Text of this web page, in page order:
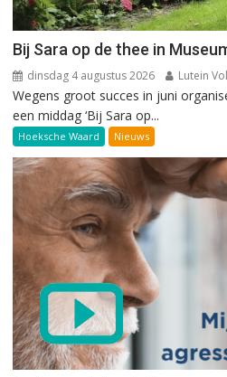
Bij Sara op de thee in
dinsdag 4 augustus 2026 Lutein
Wegens groot succes in juni
een middag ‘Bij Sara op...
Hoeksche Waard Nieuws